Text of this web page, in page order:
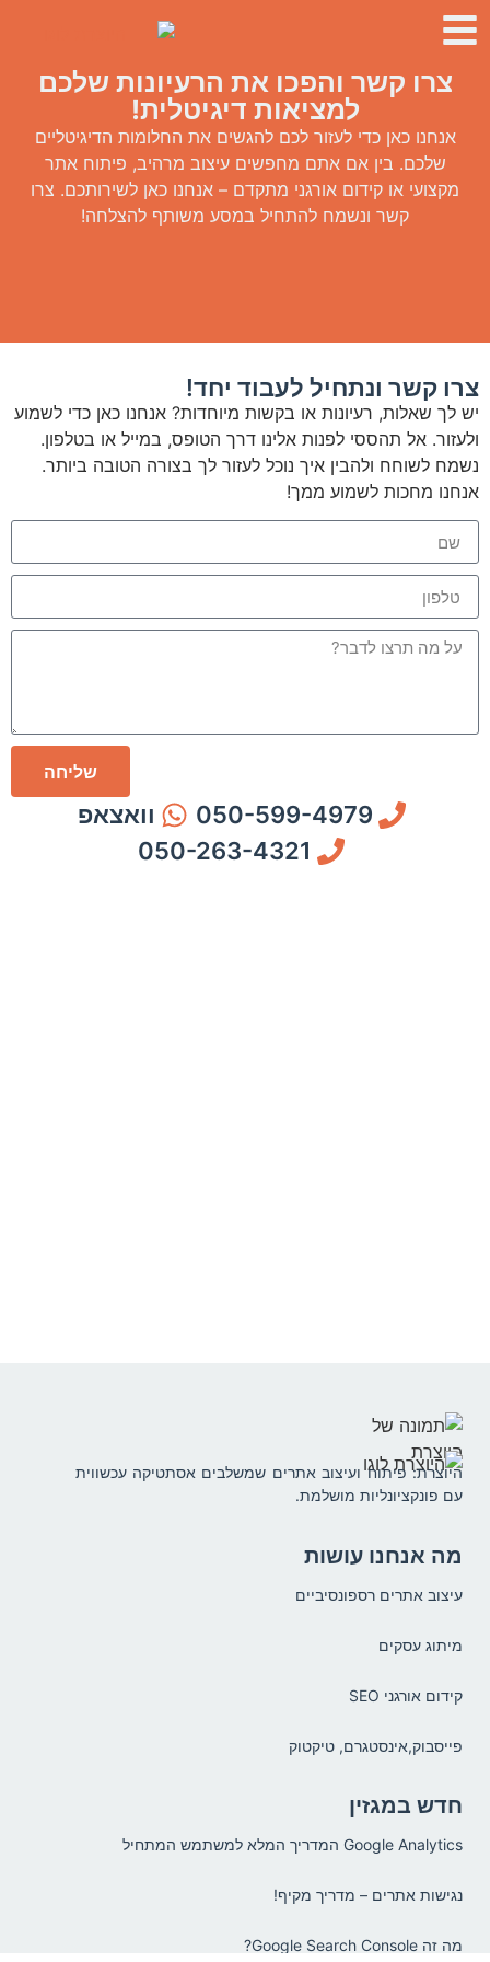
צרו קשר והפכו את הרעיונות שלכם
למציאות דיגיטלית!
אנחנו כאן כדי לעזור לכם להגשים את החלומות הדיגיטליים
שלכם. בין אם אתם מחפשים עיצוב מרהיב, פיתוח אתר
מקצועי או קידום אורגני מתקדם – אנחנו כאן לשירותכם. צרו
קשר ונשמח להתחיל במסע משותף להצלחה!
צרו קשר ונתחיל לעבוד יחד!
יש לך שאלות, רעיונות או בקשות מיוחדות? אנחנו כאן כדי לשמוע
ולעזור. אל תהססי לפנות אלינו דרך הטופס, במייל או בטלפון.
נשמח לשוחח ולהבין איך נוכל לעזור לך בצורה הטובה ביותר.
אנחנו מחכות לשמוע ממך!
שליחה
050-599-4979
וואצאפ
050-263-4321
היוצרת: פיתוח ועיצוב אתרים שמשלבים אסתטיקה עכשווית
עם פונקציונליות מושלמת.
מה אנחנו עושות
עיצוב אתרים רספונסיביים
מיתוג עסקים
קידום אורגני SEO
פייסבוק,אינסטגרם, טיקטוק
חדש במגזין
Google Analytics המדריך המלא למשתמש המתחיל
נגישות אתרים – מדריך מקיף!
מה זה Google Search Console?